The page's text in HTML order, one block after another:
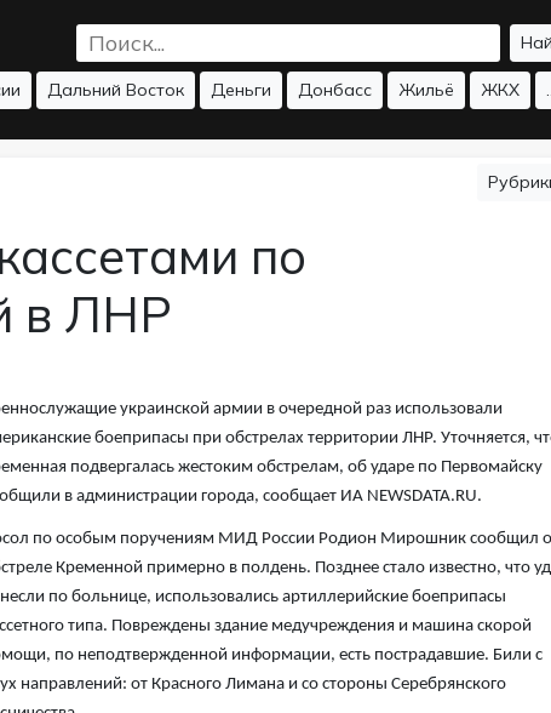
Дальний Восток Деньги Донбасс Жильё ЖКХ
по
в ЛНР
украинской армии в очередной раз использовали
боеприпасы при обстрелах территории ЛНР. Уточняется,
подвергалась жестоким обстрелам, об ударе по Первомайску
в администрации города, сообщает ИА NEWSDATA.RU.
по особым поручениям МИД России Родион Мирошник сообщил
Кременной примерно в полдень. Позднее стало известно, что
по больнице, использовались артиллерийские боеприпасы
типа. Повреждены здание медучреждения и машина скорой
по неподтвержденной информации, есть пострадавшие. Били с
направлений: от Красного Лимана и со стороны Серебрянского